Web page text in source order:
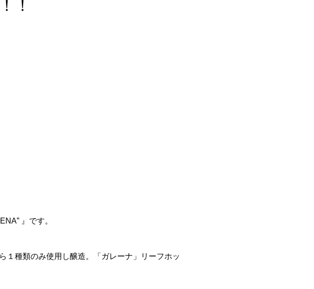
！
』です。
１種類のみ使用し醸造。「ガレーナ」リーフホッ